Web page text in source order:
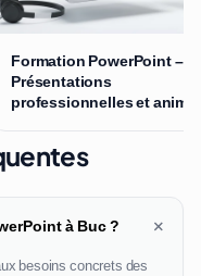
Formation PowerPoint –
Présentations
professionnelles et
à Buc ? +
besoins concrets des